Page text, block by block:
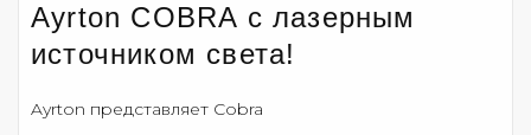
Ayrton COBRA с лазерным
источником света!
Ayrton представляет Cobra